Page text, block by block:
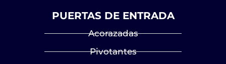
PUERTAS DE ENTRADA
Acorazadas
Pivotantes